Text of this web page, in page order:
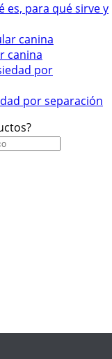
es, para qué sirve y
canina
por separación